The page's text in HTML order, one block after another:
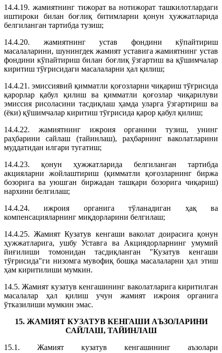
14.4.19. жамиятнинг тижорат ва нотижорат ташкилотлардаги
иштироки билан боғлиқ битимларни қонун ҳужжатларида
белгиланган тартибда тузиш;
14.4.20. жамиятнинг устав фондини кўпайтириш
масалаларини, шунингдек жамият уставига жамиятнинг устав
фондини кўпайтириш билан боғлиқ ўзгартиш ва қўшимчалар
киритиш тўғрисидаги масалаларни ҳал қилиш;
14.4.21. эмиссиявий қимматли қоғозларни чиқариш тўғрисида
қарорлар қабул қилиш ва қимматли қоғозлар чиқарилуви
эмиссия рисоласини тасдиқлаш ҳамда уларга ўзгартириш ва
(ёки) қўшимчалар киритиш тўғрисида қарор қабул қилиш;
14.4.22. жамиятнинг ижроия органини тузиш, унинг
раҳбарини сайлаш (тайинлаш), раҳбарнинг ваколатларини
муддатидан илгари тугатиш;
14.4.23. қонун ҳужжатларида белгиланган тартибда
акцияларни жойлаштириш (қимматли қоғозларнинг биржа
бозорига ва уюшган биржадан ташқари бозорига чиқариш)
нархини белгилаш;
14.4.24. ижроия органига тўланадиган ҳақ ва
компенсацияларнинг миқдорларини белгилаш;
14.4.25. Жамият Кузатув кенгаши ваколат доирасига қонун
ҳужжатларига, ушбу Уставга ва Акциядорларнинг умумий
йиғилиши томонидан тасдиқланган "Кузатув кенгаши
тўғрисида"ги низомга мувофиқ бошқа масалаларни ҳал этиш
ҳам киритилиши мумкин.
14.5. Жамият кузатув кенгашининг ваколатларига киритилган
масалалар ҳал қилиш учун жамият ижроия органига
ўтказилиши мумкин эмас.
15. ЖАМИЯТ КУЗАТУВ КЕНГАШИ АЪЗОЛАРИНИ
САЙЛАШ, ТАЙИНЛАШ
15.1. Жамият кузатув кенгашининг аъзолари